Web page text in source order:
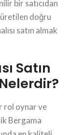
bir satıcıdan
doğru
satın almak
Satın
rol oynar ve
Bergama